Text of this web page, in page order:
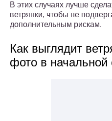
В этих случаях лучше
ветрянки, чтобы не
дополнительным рискам.
Как выглядит
фото в начальной